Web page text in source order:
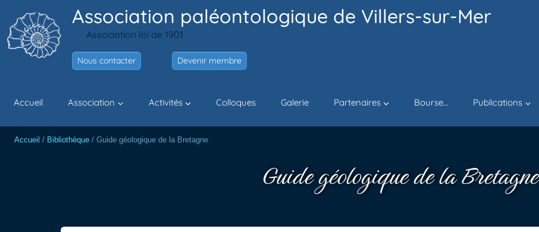
contenu
Association paléontologique de Villers-sur-Mer
Association loi de 1901
Nous contacter Devenir membre
Accueil Association Activités Colloques Galerie Partenaires Bourse… Publications
Accueil / Bibliothèque / Guide géologique de la Bretagne
Guide géologique de la Bretagne